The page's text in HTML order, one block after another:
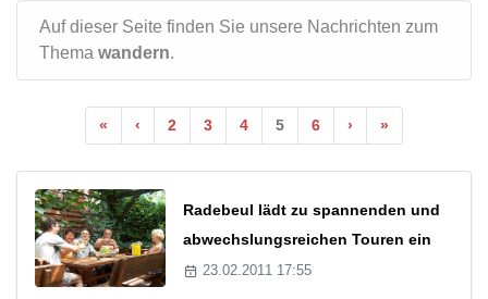
Auf dieser Seite finden Sie unsere Nachrichten zum
Thema wandern.
« ‹ 2 3 4 5 6 › »
Radebeul lädt zu spannenden und
abwechslungsreichen Touren ein
23.02.2011 17:55